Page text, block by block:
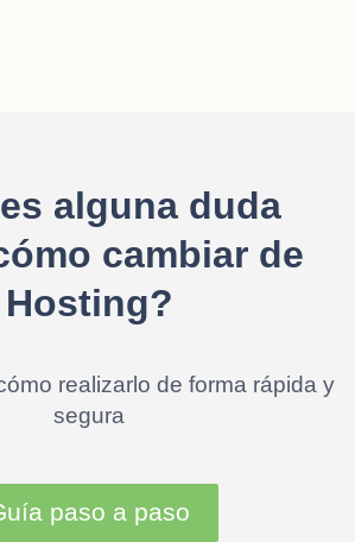
alguna duda
cambiar de
Hosting?
realizarlo de forma rápida y
segura
paso a paso